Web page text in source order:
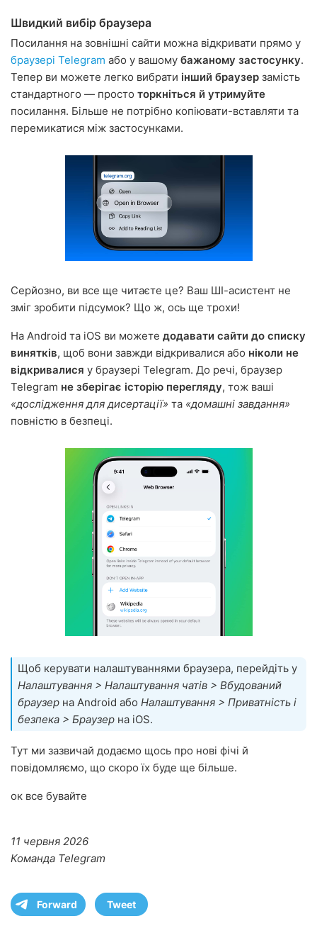
Швидкий вибір браузера
Посилання на зовнішні сайти можна відкривати прямо у
браузері Telegram або у вашому бажаному застосунку.
Тепер ви можете легко вибрати інший браузер замість
стандартного — просто торкніться й утримуйте
посилання. Більше не потрібно копіювати-вставляти та
перемикатися між застосунками.
Серйозно, ви все ще читаєте це? Ваш ШІ-асистент не
зміг зробити підсумок? Що ж, ось ще трохи!
На Android та iOS ви можете додавати сайти до списку
винятків, щоб вони завжди відкривалися або ніколи не
відкривалися у браузері Telegram. До речі, браузер
Telegram не зберігає історію перегляду, тож ваші
«дослідження для дисертації» та «домашні завдання»
повністю в безпеці.
Щоб керувати налаштуваннями браузера, перейдіть у
Налаштування > Налаштування чатів > Вбудований
браузер на Android або Налаштування > Приватність і
безпека > Браузер на iOS.
Тут ми зазвичай додаємо щось про нові фічі й
повідомляємо, що скоро їх буде ще більше.
ок все бувайте
11 червня 2026
Команда Telegram
Forward Tweet